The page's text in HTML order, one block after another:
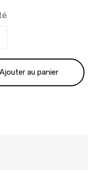
:
€.
est :
560.00
Ajouter au panier